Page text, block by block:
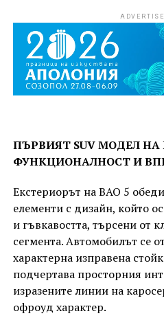
ПЪРВИЯТ SUV МОДЕЛ НА
ФУНКЦИОНАЛНОСТ И
Екстериорът на BAO 5
елементи с дизайн, който
и гъвкавостта, търсени от
сегмента. Автомобилът се
характерна изправена
подчертава просторния
изразените линии на
офроуд характер.